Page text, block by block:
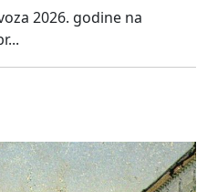
2026. godine na